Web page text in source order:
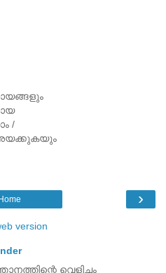
/
അയക്കുകയും
›
Home
version
വെളിച്ചം